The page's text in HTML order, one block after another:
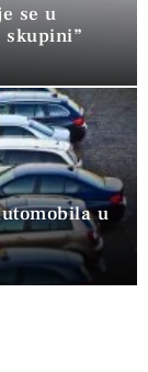
se u
skupini”
u